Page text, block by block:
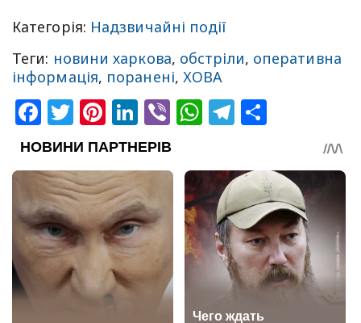
Категорія: Надзвичайні події
Теги: новини харкова, обстріли, оперативна
інформація, поранені,ХОВА
Facebook
Twitter
Pinterest
LinkedIn
ViberWhatsApp
Telegram